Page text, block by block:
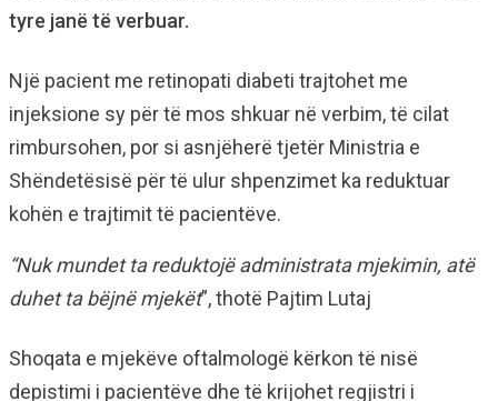
tyre janë të verbuar.
Një pacient me retinopati diabeti trajtohet me
injeksione sy për të mos shkuar në verbim, të cilat
rimbursohen, por si asnjëherë tjetër Ministria e
Shëndetësisë për të ulur shpenzimet ka reduktuar
kohën e trajtimit të pacientëve.
“Nuk mundet ta reduktojë administrata mjekimin, atë
duhet ta bëjnë mjekët”, thotë Pajtim Lutaj
Shoqata e mjekëve oftalmologë kërkon të nisë
depistimi i pacientëve dhe të krijohet regjistri i